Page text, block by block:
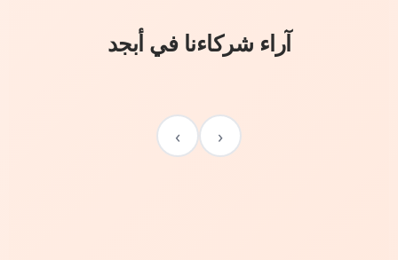
آراء شركاءنا في أبجد
‹
›